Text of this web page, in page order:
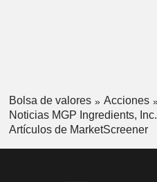
Bolsa de valores Acciones
Noticias MGP Ingredients, Inc.
Artículos de MarketScreener